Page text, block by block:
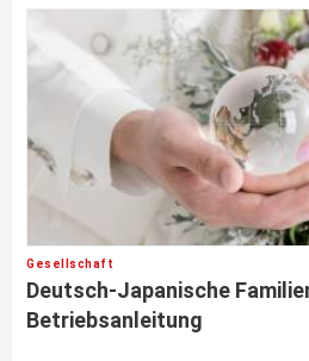
Gesellschaft
Deutsch-Japanische
Betriebsanleitung